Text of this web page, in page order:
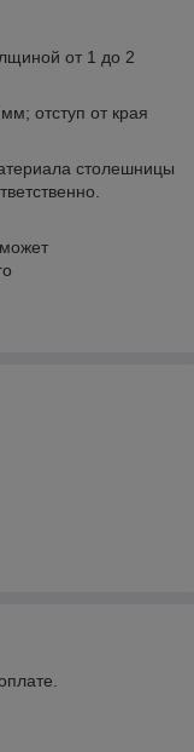
от 1 до 2
отступ от края
столешницы